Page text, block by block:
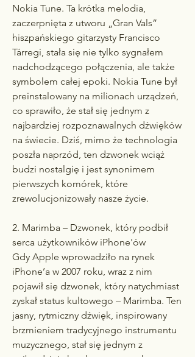
Nokia Tune. Ta krótka melodia,
zaczerpnięta z utworu „Gran Vals”
hiszpańskiego gitarzysty Francisco
Tárregi, stała się nie tylko sygnałem
nadchodzącego połączenia, ale także
symbolem całej epoki. Nokia Tune był
preinstalowany na milionach urządzeń,
co sprawiło, że stał się jednym z
najbardziej rozpoznawalnych dźwięków
na świecie. Dziś, mimo że technologia
poszła naprzód, ten dzwonek wciąż
budzi nostalgię i jest synonimem
pierwszych komórek, które
zrewolucjonizowały nasze życie.
2. Marimba – Dzwonek, który podbił
serca użytkowników iPhone'ów
Gdy Apple wprowadziło na rynek
iPhone’a w 2007 roku, wraz z nim
pojawił się dzwonek, który natychmiast
zyskał status kultowego – Marimba. Ten
jasny, rytmiczny dźwięk, inspirowany
brzmieniem tradycyjnego instrumentu
muzycznego, stał się jednym z